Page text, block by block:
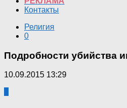
Контакты
Религия
0
Подробности убийства
10.09.2015 13:29